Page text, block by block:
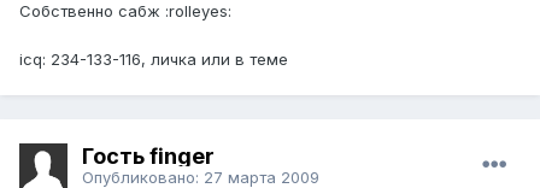
Собственно сабж :rolleyes:
icq: 234-133-116, личка или в теме
Гость finger
Опубликовано: 27 марта 2009